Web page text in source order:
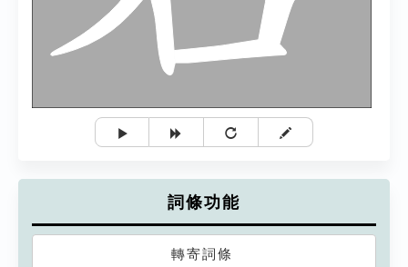
詞條功能
轉寄詞條